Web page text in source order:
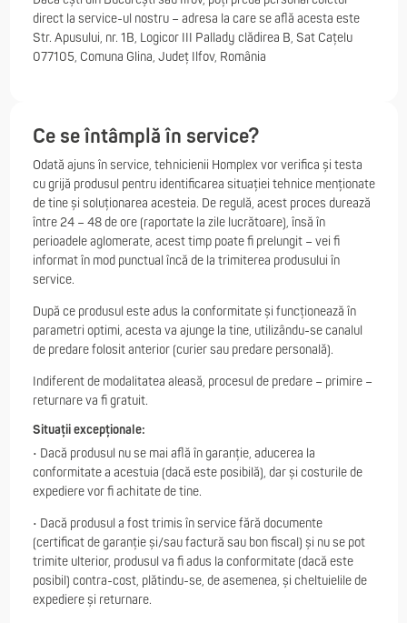
direct la service-ul nostru – adresa la care se află acesta este
Str. Apusului, nr. 1B, Logicor III Pallady clădirea B, Sat Cațelu
077105, Comuna Glina, Județ Ilfov, România
Ce se întâmplă în service?
Odată ajuns în service, tehnicienii Homplex vor verifica și testa
cu grijă produsul pentru identificarea situației tehnice menționate
de tine și soluționarea acesteia. De regulă, acest proces durează
între 24 – 48 de ore (raportate la zile lucrătoare), însă în
perioadele aglomerate, acest timp poate fi prelungit – vei fi
informat în mod punctual încă de la trimiterea produsului în
service.
După ce produsul este adus la conformitate și funcționează în
parametri optimi, acesta va ajunge la tine, utilizându-se canalul
de predare folosit anterior (curier sau predare personală).
Indiferent de modalitatea aleasă, procesul de predare – primire –
returnare va fi gratuit.
Situații excepționale:
• Dacă produsul nu se mai află în garanție, aducerea la
conformitate a acestuia (dacă este posibilă), dar și costurile de
expediere vor fi achitate de tine.
• Dacă produsul a fost trimis în service fără documente
(certificat de garanție și/sau factură sau bon fiscal) și nu se pot
trimite ulterior, produsul va fi adus la conformitate (dacă este
posibil) contra-cost, plătindu-se, de asemenea, și cheltuielile de
expediere și returnare.